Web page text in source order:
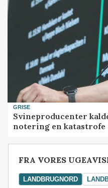
GRISE
Svineproducenter
notering en katastrofe
FRA VORES
LANDBRUGNORD